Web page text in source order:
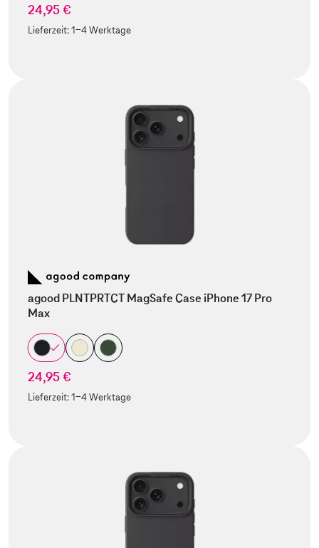
24,95 €
Lieferzeit:1-4 Werktage
agood PLNTPRTCT MagSafe Case iPhone 17 Pro
Max
24,95 €
Lieferzeit:1-4 Werktage